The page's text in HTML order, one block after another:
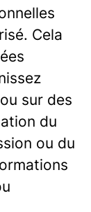
Cela
sur des
du
ou du